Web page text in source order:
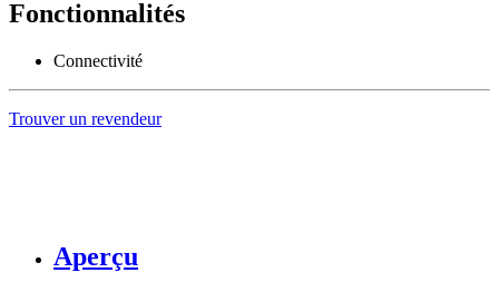
Fonctionnalités
Connectivité
Trouver un revendeur
Aperçu